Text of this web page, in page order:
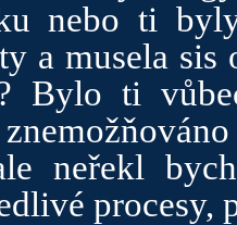
nebo ti
a musela
Bylo ti
neřekl
procesy,